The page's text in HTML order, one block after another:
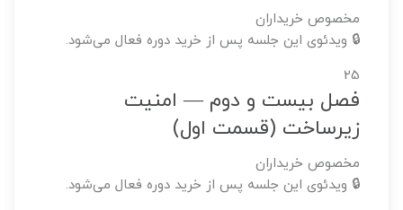
مخصوص خریداران
🔒 ویدئوی این جلسه پس از خرید دوره فعال می‌شود.
25
فصل بیست و دوم — امنیت
زیرساخت (قسمت اول)
مخصوص خریداران
🔒 ویدئوی این جلسه پس از خرید دوره فعال می‌شود.